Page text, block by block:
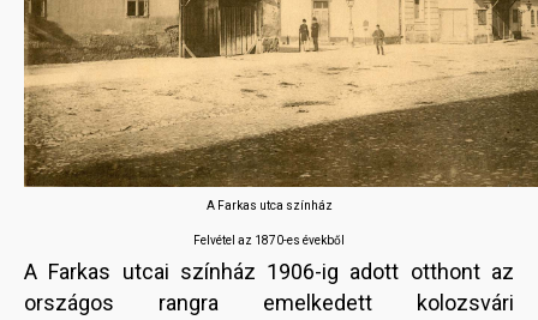
A Farkas utca színház
Felvétel az 1870-es évekből
A Farkas utcai színház 1906-ig adott otthont az
országos rangra emelkedett kolozsvári